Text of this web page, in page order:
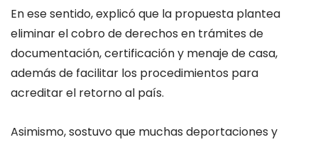
En ese sentido, explicó que la propuesta plantea
eliminar el cobro de derechos en trámites de
documentación, certificación y menaje de casa,
además de facilitar los procedimientos para
acreditar el retorno al país.
Asimismo, sostuvo que muchas deportaciones y